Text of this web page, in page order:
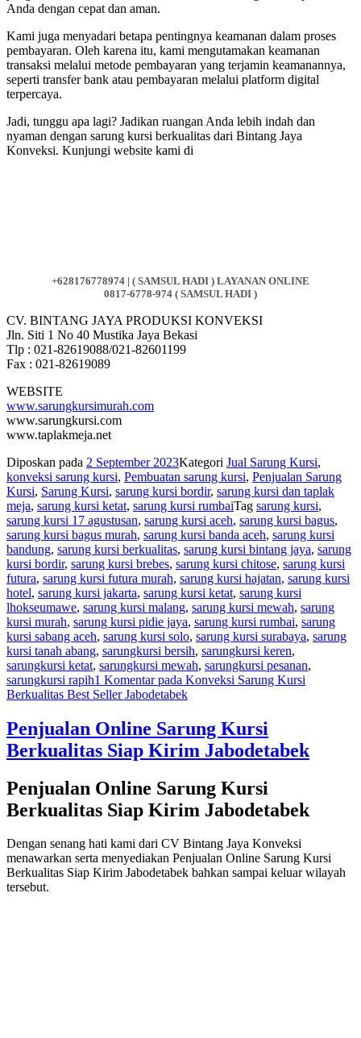
Anda dengan cepat dan aman.
Kami juga menyadari betapa pentingnya keamanan dalam proses
pembayaran. Oleh karena itu, kami mengutamakan keamanan
transaksi melalui metode pembayaran yang terjamin keamanannya,
seperti transfer bank atau pembayaran melalui platform digital
terpercaya.
Jadi, tunggu apa lagi? Jadikan ruangan Anda lebih indah dan
nyaman dengan sarung kursi berkualitas dari Bintang Jaya
Konveksi. Kunjungi website kami di
+628176778974 | ( SAMSUL HADI ) LAYANAN ONLINE
0817-6778-974 ( SAMSUL HADI )
CV. BINTANG JAYA PRODUKSI KONVEKSI
Jln. Siti 1 No 40 Mustika Jaya Bekasi
Tlp : 021-82619088/021-82601199
Fax : 021-82619089
WEBSITE
www.sarungkursimurah.com
www.sarungkursi.com
www.taplakmeja.net
Diposkan pada 2 September 2023Kategori Jual Sarung Kursi,
konveksi sarung kursi, Pembuatan sarung kursi, Penjualan Sarung
Kursi, Sarung Kursi, sarung kursi bordir, sarung kursi dan taplak
meja, sarung kursi ketat, sarung kursi rumbaiTag sarung kursi,
sarung kursi 17 agustusan, sarung kursi aceh, sarung kursi bagus,
sarung kursi bagus murah, sarung kursi banda aceh, sarung kursi
bandung, sarung kursi berkualitas, sarung kursi bintang jaya, sarung
kursi bordir, sarung kursi brebes, sarung kursi chitose, sarung kursi
futura, sarung kursi futura murah, sarung kursi hajatan, sarung kursi
hotel, sarung kursi jakarta, sarung kursi ketat, sarung kursi
lhokseumawe, sarung kursi malang, sarung kursi mewah, sarung
kursi murah, sarung kursi pidie jaya, sarung kursi rumbai, sarung
kursi sabang aceh, sarung kursi solo, sarung kursi surabaya, sarung
kursi tanah abang, sarungkursi bersih, sarungkursi keren,
sarungkursi ketat, sarungkursi mewah, sarungkursi pesanan,
sarungkursi rapih1 Komentarpada Konveksi Sarung Kursi
Berkualitas Best Seller Jabodetabek
Penjualan Online Sarung Kursi
Berkualitas Siap Kirim Jabodetabek
Penjualan Online Sarung Kursi
Berkualitas Siap Kirim Jabodetabek
Dengan senang hati kami dari CV Bintang Jaya Konveksi
menawarkan serta menyediakan Penjualan Online Sarung Kursi
Berkualitas Siap Kirim Jabodetabek bahkan sampai keluar wilayah
tersebut.